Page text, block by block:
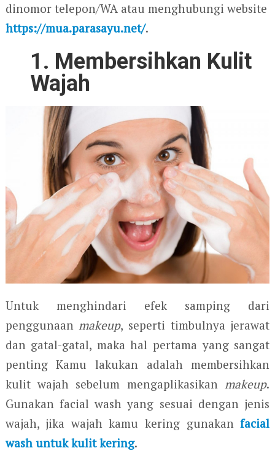
dinomor telepon/WA atau menghubungi website
https://mua.parasayu.net/.
1. Membersihkan Kulit
Wajah
Untuk menghindari efek samping dari
penggunaanmakeup, seperti timbulnya jerawat
dan gatal-gatal, maka hal pertama yang sangat
penting Kamu lakukan adalah membersihkan
kulit wajah sebelum mengaplikasikanmakeup.
Gunakan facial wash yang sesuai dengan jenis
wajah, jika wajah kamu kering gunakanfacial
wash untuk kulit kering.